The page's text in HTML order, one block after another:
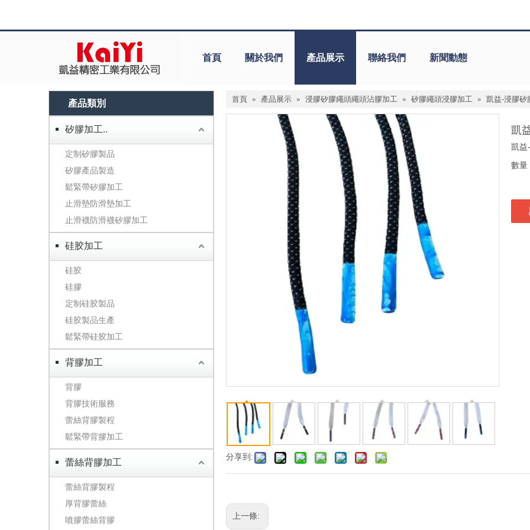
首頁 關於我們 產品展示 聯絡我們 新聞動態
產品類別
矽膠加工..
定制矽膠製品
矽膠產品製造
鬆緊帶矽膠加工
止滑墊防滑墊加工
止滑襪防滑襪矽膠加工
硅胶加工
硅胶
硅膠
定制硅胶製品
硅胶製品生產
鬆緊帶硅胶加工
背膠加工
背膠
背膠技術服務
蕾絲背膠製程
鬆緊帶背膠加工
蕾絲背膠加工
蕾絲背膠製程
厚背膠蕾絲
噴膠蕾絲背膠
首頁 » 產品展示 » 浸膠矽膠繩頭繩頭沾膠加工 » 矽膠繩頭浸膠加工 » 凱益-浸膠矽
分享到:
凱
凱益
數量
上一條: